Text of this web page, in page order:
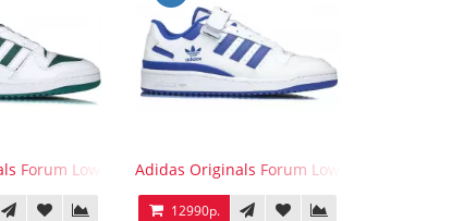
Forum Low WB White GreenAdidas Originals Forum Low WB White Blue
12990р.